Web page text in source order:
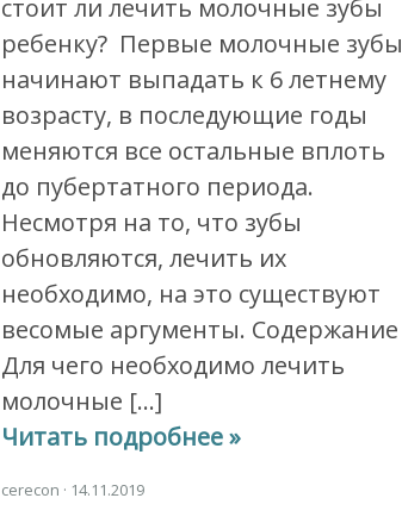
стоит ли лечить молочные зубы
ребенку? Первые молочные зубы
начинают выпадать к 6 летнему
возрасту, в последующие годы
меняются все остальные вплоть
до пубертатного периода.
Несмотря на то, что зубы
обновляются, лечить их
необходимо, на это существуют
весомые аргументы. Содержание
Для чего необходимо лечить
молочные […]
Читать подробнее »
cerecon · 14.11.2019